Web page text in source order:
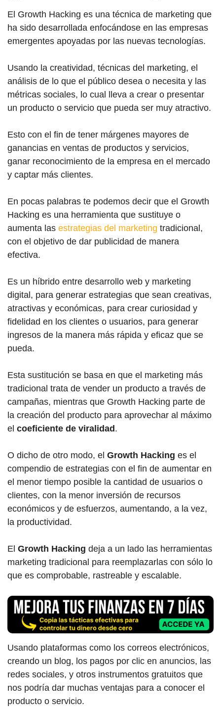
El Growth Hacking es una técnica de marketing que
ha sido desarrollada enfocándose en las empresas
emergentes apoyadas por las nuevas tecnologías.
Usando la creatividad, técnicas del marketing, el
análisis de lo que el público desea o necesita y las
métricas sociales, lo cual lleva a crear o presentar
un producto o servicio que pueda ser muy atractivo.
Esto con el fin de tener márgenes mayores de
ganancias en ventas de productos y servicios,
ganar reconocimiento de la empresa en el mercado
y captar más clientes.
En pocas palabras te podemos decir que el Growth
Hacking es una herramienta que sustituye o
aumenta las estrategias del marketing tradicional,
con el objetivo de dar publicidad de manera
efectiva.
Es un híbrido entre desarrollo web y marketing
digital, para generar estrategias que sean creativas,
atractivas y económicas, para crear curiosidad y
fidelidad en los clientes o usuarios, para generar
ingresos de la manera más rápida y eficaz que se
pueda.
Esta sustitución se basa en que el marketing más
tradicional trata de vender un producto a través de
campañas, mientras que Growth Hacking parte de
la creación del producto para aprovechar al máximo
el coeficiente de viralidad .
O dicho de otro modo, el Growth Hacking es el
compendio de estrategias con el fin de aumentar en
el menor tiempo posible la cantidad de usuarios o
clientes, con la menor inversión de recursos
económicos y de esfuerzos, aumentando, a la vez,
la productividad.
El Growth Hacking deja a un lado las herramientas
marketing tradicional para reemplazarlas con sólo lo
que es comprobable, rastreable y escalable.
Usando plataformas como los correos electrónicos,
creando un blog, los pagos por clic en anuncios, las
redes sociales, y otros instrumentos gratuitos que
nos podría dar muchas ventajas para a conocer el
producto o servicio.